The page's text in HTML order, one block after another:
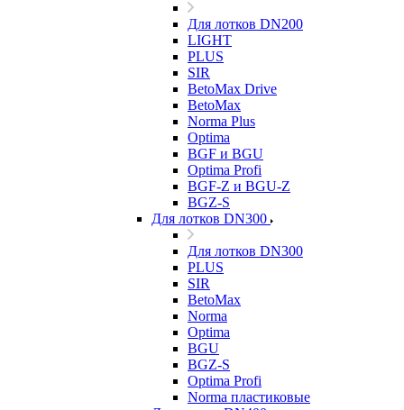
Для лотков DN200
LIGHT
PLUS
SIR
BetoMax Drive
BetoMax
Norma Plus
Optima
BGF и BGU
Optima Profi
BGF-Z и BGU-Z
BGZ-S
Для лотков DN300
Для лотков DN300
PLUS
SIR
BetoMax
Norma
Optima
BGU
BGZ-S
Optima Profi
Norma пластиковые